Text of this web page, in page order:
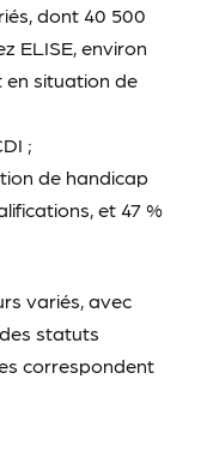
dont 40 500
ELISE, environ
en situation de
;
de handicap
et 47 %
variés, avec
statuts
correspondent